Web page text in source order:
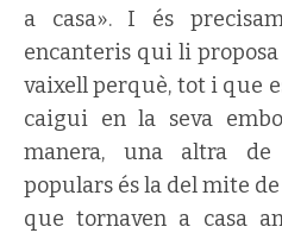
a casa». I és
encanteris qui li
vaixell perquè, tot i que
caigui en la seva
manera, una altra de
populars és la del mite
que tornaven a casa